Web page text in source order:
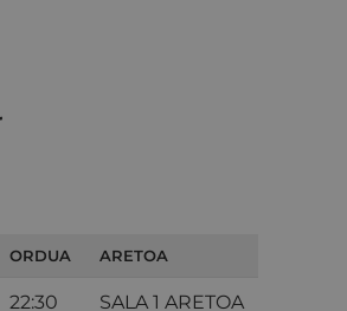
ORDUA ARETOA
22:30 SALA 1 ARETOA